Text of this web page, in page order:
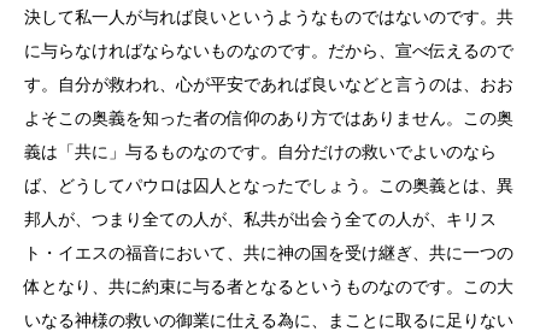
決して私一人が与れば良いというようなものではないのです。共
に与らなければならないものなのです。だから、宣べ伝えるので
す。自分が救われ、心が平安であれば良いなどと言うのは、おお
よそこの奥義を知った者の信仰のあり方ではありません。この奥
義は「共に」与るものなのです。自分だけの救いでよいのなら
ば、どうしてパウロは囚人となったでしょう。この奥義とは、異
邦人が、つまり全ての人が、私共が出会う全ての人が、キリス
ト・イエスの福音において、共に神の国を受け継ぎ、共に一つの
体となり、共に約束に与る者となるというものなのです。この大
いなる神様の救いの御業に仕える為に、まことに取るに足りない